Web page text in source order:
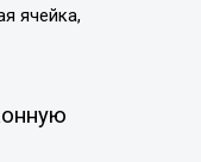
ячейка,